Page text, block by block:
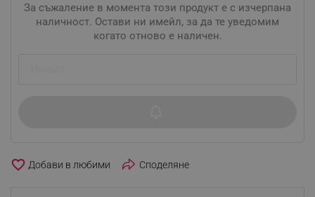
За съжаление в момента този продукт е с изчерпана
наличност. Остави ни имейл, за да те уведомим
когато отново е наличен.
favorite_border Споделяне